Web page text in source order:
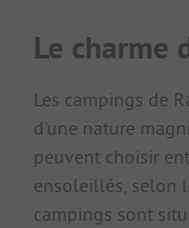
Le charme
Les campings de
d'une nature
peuvent choisir
ensoleillés, selon
campings sont